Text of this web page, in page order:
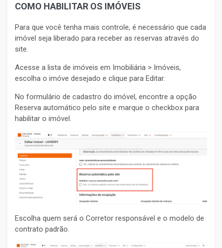
COMO HABILITAR OS IMÓVEIS
Para que você tenha mais controle, é necessário que cada
imóvel seja liberado para receber as reservas através do
site.
Acesse a lista de imóveis em Imobiliária > Imóveis,
escolha o imóve desejado e clique para Editar.
No formulário de cadastro do imóvel, encontre a opção
Reserva automático pelo site e marque o checkbox para
habilitar o imóvel.
Escolha quem será o Corretor responsável e o modelo de
contrato padrão.